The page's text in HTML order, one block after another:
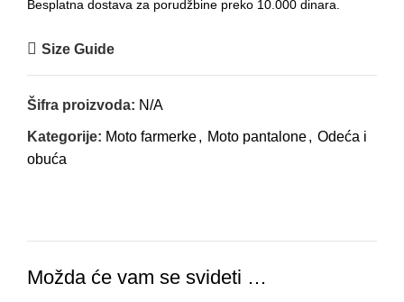
Besplatna dostava za porudžbine preko 10.000 dinara.
Size Guide
Šifra proizvoda: N/A
Kategorije: Moto farmerke, Moto pantalone, Odeća i
obuća
Možda će vam se svideti …